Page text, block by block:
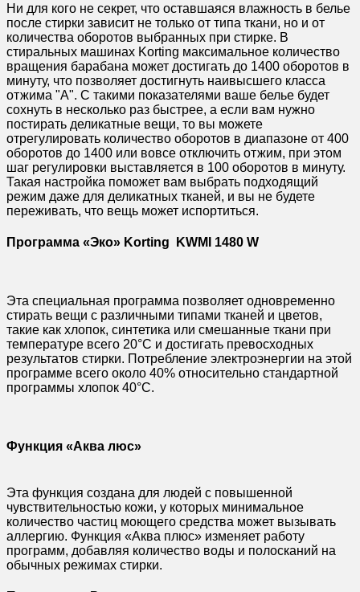
Ни для кого не секрет, что оставшаяся влажность в белье
после стирки зависит не только от типа ткани, но и от
количества оборотов выбранных при стирке. В
стиральных машинах Korting максимальное количество
вращения барабана может достигать до 1400 оборотов в
минуту, что позволяет достигнуть наивысшего класса
отжима "А". С такими показателями ваше белье будет
сохнуть в несколько раз быстрее, а если вам нужно
постирать деликатные вещи, то вы можете
отрегулировать количество оборотов в диапазоне от 400
оборотов до 1400 или вовсе отключить отжим, при этом
шаг регулировки выставляется в 100 оборотов в минуту.
Такая настройка поможет вам выбрать подходящий
режим даже для деликатных тканей, и вы не будете
переживать, что вещь может испортиться.
Программа «Эко» Korting KWMI 1480 W
Эта специальная программа позволяет одновременно
стирать вещи с различными типами тканей и цветов,
такие как хлопок, синтетика или смешанные ткани при
температуре всего 20°C и достигать превосходных
результатов стирки. Потребление электроэнергии на этой
программе всего около 40% относительно стандартной
программы хлопок 40°C.
Функция «Аква люс»
Эта функция создана для людей с повышенной
чувствительностью кожи, у которых минимальное
количество частиц моющего средства может вызывать
аллергию. Функция «Аква плюс» изменяет работу
программ, добавляя количество воды и полосканий на
обычных режимах стирки.